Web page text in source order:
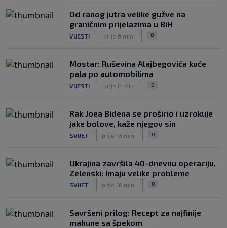
WNBA igračice odgovorile Kanteru
nakon provokacije: "Nećemo biti
politički pijuni"
Od ranog jutra velike gužve na
graničnim prijelazima u BiH
VIJESTI prije 6 min 0
Mostar: Ruševina Alajbegovića kuće
pala po automobilima
VIJESTI prije 8 min 0
Rak Joea Bidena se proširio i uzrokuje
jake bolove, kaže njegov sin
SVIJET prije 13 min 0
Ukrajina završila 40-dnevnu operaciju,
Zelenski: Imaju velike probleme
SVIJET prije 16 min 0
Savršeni prilog: Recept za najfinije
mahune sa špekom